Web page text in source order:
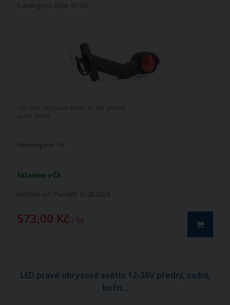
Katalogové číslo: 63103
Skladem v ČR
Můžete mít: Pondělí 10.08.2026
573,00 Kč / ks
LED levé obrysové světlo 12-36V přední,
zadní, boční
Homologace: E9
LED pravé obrysové světlo 12-36V přední, zadní,
bočn...